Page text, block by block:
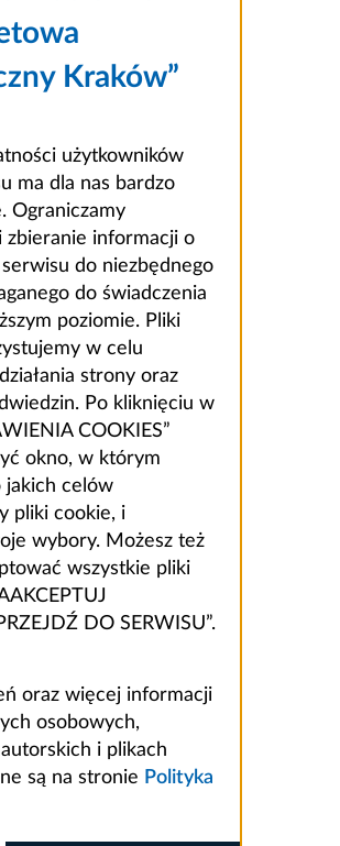
Kraków”
użytkowników
ma dla nas bardzo
Ograniczamy
zbieranie informacji o
do niezbędnego
do świadczenia
poziomie. Pliki
w celu
strony oraz
Po kliknięciu w
COOKIES”
okno, w którym
jakich celów
pliki cookie, i
wybory. Możesz też
wszystkie pliki
DO SERWISU”.
oraz więcej informacji
osobowych,
i plikach
są na stronie Polityka